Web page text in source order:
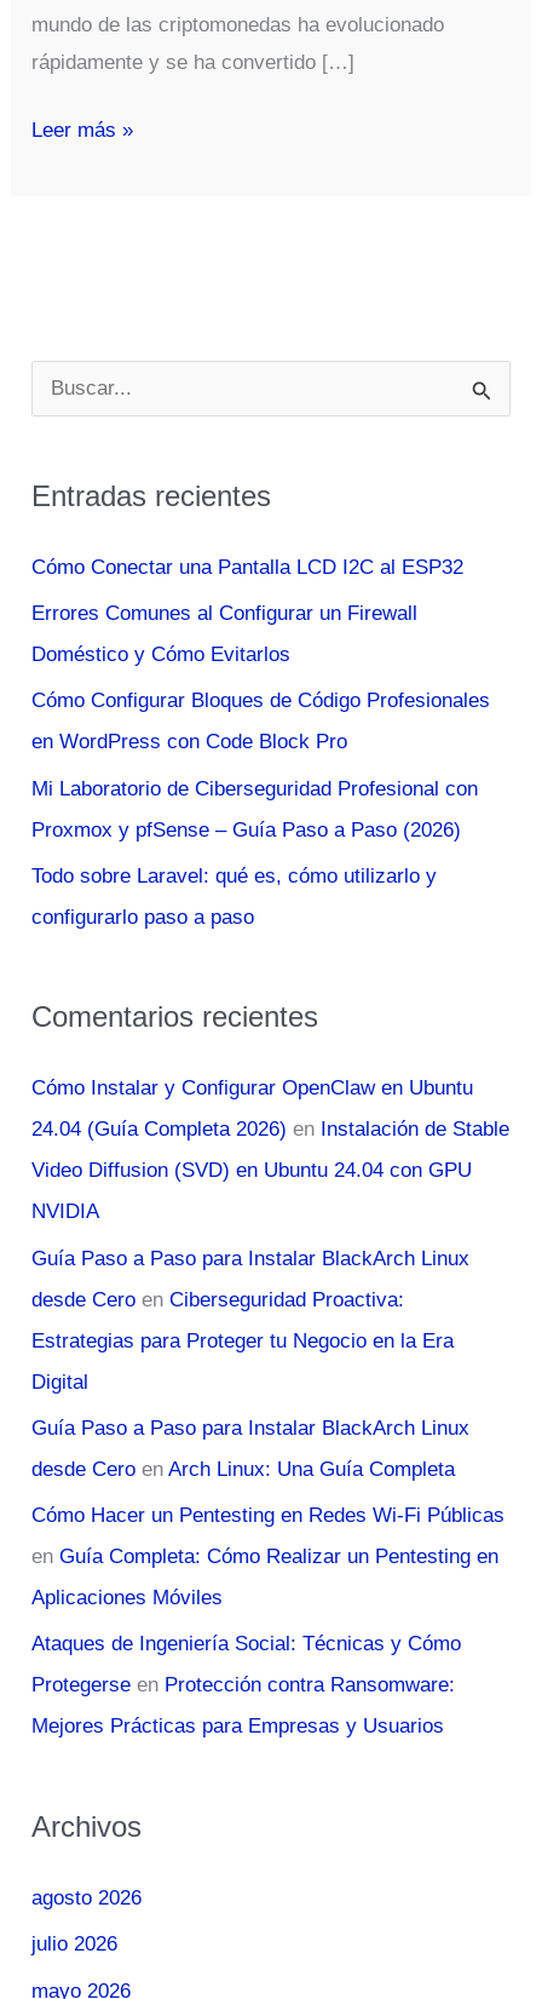
mundo de las criptomonedas ha evolucionado
rápidamente y se ha convertido […]
TOP
para
Leer más »
u
c
p
o
r
:
Entradas recientes
Cómo Conectar una Pantalla LCD I2C al ESP32
Errores Comunes al Configurar un Firewall
Doméstico y Cómo Evitarlos
Cómo Configurar Bloques de Código Profesionales
en WordPress con Code Block Pro
Mi Laboratorio de Ciberseguridad Profesional con
Proxmox y pfSense – Guía Paso a Paso (2026)
Todo sobre Laravel: qué es, cómo utilizarlo y
configurarlo paso a paso
Comentarios recientes
Cómo Instalar y Configurar OpenClaw en Ubuntu
24.04 (Guía Completa 2026) en Instalación de Stable
Video Diffusion (SVD) en Ubuntu 24.04 con GPU
NVIDIA
Guía Paso a Paso para Instalar BlackArch Linux
desde Cero enCiberseguridad Proactiva:
Estrategias para Proteger tu Negocio en la Era
Digital
Guía Paso a Paso para Instalar BlackArch Linux
desde Cero enArch Linux: Una Guía Completa
Cómo Hacer un Pentesting en Redes Wi-Fi Públicas
enGuía Completa: Cómo Realizar un Pentesting en
Aplicaciones Móviles
Ataques de Ingeniería Social: Técnicas y Cómo
Protegerse en Protección contra Ransomware:
Mejores Prácticas para Empresas y Usuarios
Archivos
agosto 2026
julio 2026
mayo 2026